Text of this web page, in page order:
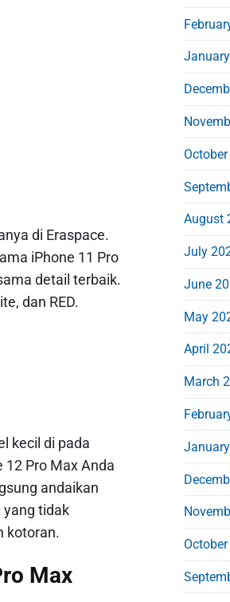
di Eraspace.
iPhone 11 Pro
detail terbaik.
dan RED.
kecil di pada
12 Pro Max Anda
andaikan
yang tidak
kotoran.
Max
August
July
June
May
April
March